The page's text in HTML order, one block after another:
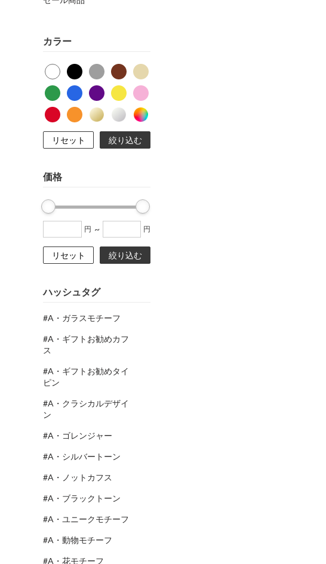
カラー
リセット 絞り込む
価格
円 ~ 円
リセット 絞り込む
ハッシュタグ
#A・ガラスモチーフ
#A・ギフトお勧めカフ
ス
#A・ギフトお勧めタイ
ピン
#A・クラシカルデザイ
ン
#A・ゴレンジャー
#A・シルバートーン
#A・ノットカフス
#A・ブラックトーン
#A・ユニークモチーフ
#A・動物モチーフ
#A・花モチーフ